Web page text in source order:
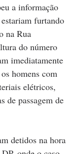
a informação
furtando
na Rua
do número
imediatamente
homens com
elétricos,
de passagem de
detidos na hora